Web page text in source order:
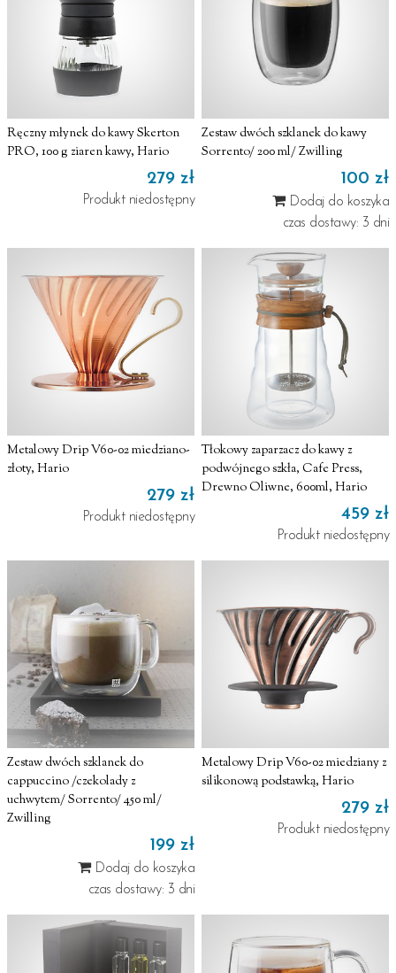
Ręczny młynek do kawy Skerton
PRO, 100 g ziaren kawy, Hario
279 zł
Produkt niedostępny
Zestaw dwóch szklanek do kawy
Sorrento/ 200 ml/ Zwilling
100 zł
Dodaj do koszyka
czas dostawy: 3 dni
Metalowy Drip V60-02 miedziano-
złoty, Hario
279 zł
Produkt niedostępny
Tłokowy zaparzacz do kawy z
podwójnego szkła, Cafe Press,
Drewno Oliwne, 600ml, Hario
459 zł
Produkt niedostępny
Zestaw dwóch szklanek do
cappuccino /czekolady z
uchwytem/ Sorrento/ 450 ml/
Zwilling
199 zł
Dodaj do koszyka
czas dostawy: 3 dni
Metalowy Drip V60-02 miedziany z
silikonową podstawką, Hario
279 zł
Produkt niedostępny